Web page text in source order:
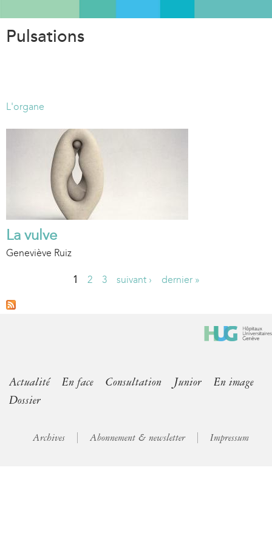
Pulsations
L'organe
La vulve
Geneviève Ruiz
P
s
1 2 3 suivant › dernier »
Actualité En face Consultation Junior
En image
Dossier
Archives Abonnement & newsletter Impressum